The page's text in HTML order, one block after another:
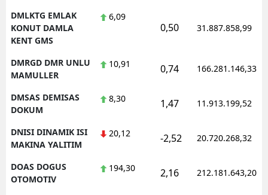
DMLKTG EMLAK
KONUT DAMLA
KENT GMS
6,09
0,50 31.887.858,99
DMRGD DMR UNLU
MAMULLER
10,91 0,74 166.281.146,33
DMSAS DEMISAS
DOKUM
8,30 1,47 11.913.199,52
DNISI DINAMIK ISI
MAKINA YALITIM
20,12 -2,52 20.720.268,32
DOAS DOGUS
OTOMOTIV
194,30 2,16 212.181.643,20